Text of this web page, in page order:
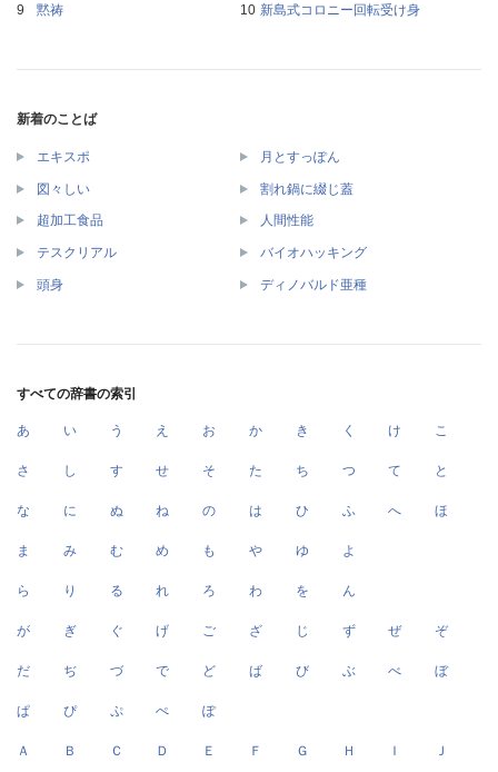
黙祷
新島式コロニー回転受け身
新着のことば
エキスポ 月とすっぽん
図々しい 割れ鍋に綴じ蓋
超加工食品 人間性能
テスクリアル バイオハッキング
頭身 ディノバルド亜種
すべての辞書の索引
あ い う え お か き く け こ
さ し す せ そ た ち つ て と
な に ぬ ね の は ひ ふ へ ほ
ま み む め も や ゆ よ
ら り る れ ろ わ を ん
が ぎ ぐ げ ご ざ じ ず ぜ ぞ
だ ぢ づ で ど ば び ぶ べ ぼ
ぱ ぴ ぷ ぺ ぽ
Ａ Ｂ Ｃ Ｄ Ｅ Ｆ Ｇ Ｈ Ｉ Ｊ